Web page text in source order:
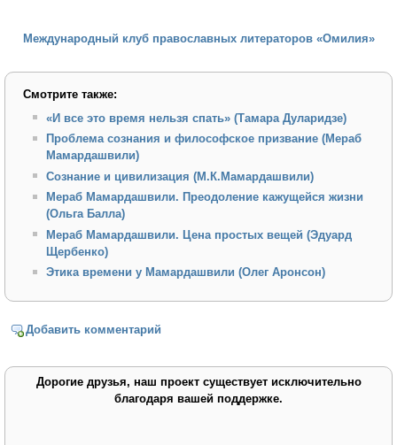
Международный клуб православных литераторов «Омилия»
Смотрите также:
«И все это время нельзя спать» (Тамара Дуларидзе)
Проблема сознания и философское призвание (Мераб
Мамардашвили)
Сознание и цивилизация (М.К.Мамардашвили)
Мераб Мамардашвили. Преодоление кажущейся жизни
(Ольга Балла)
Мераб Мамардашвили. Цена простых вещей (Эдуард
Щербенко)
Этика времени у Мамардашвили (Олег Аронсон)
Добавить комментарий
Дорогие друзья, наш проект существует исключительно
благодаря вашей поддержке.